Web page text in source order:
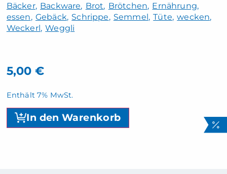
Bäcker Backware Brot Brötchen Ernährung
essen Gebäck Schrippe Semmel Tüte wecken
Weckerl Weggli
5,00 €
Enthält 7% MwSt.
In den Warenkorb